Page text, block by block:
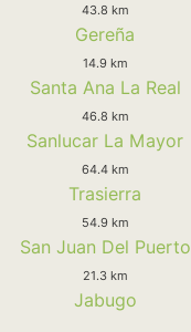
43.8 km
Gereña
14.9 km
Santa Ana La Real
46.8 km
Sanlucar La Mayor
64.4 km
Trasierra
54.9 km
San Juan Del Puerto
21.3 km
Jabugo